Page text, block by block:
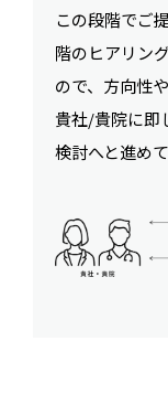
この段階でご
階のヒアリン
ので、方向性
貴社/貴院に即
検討へと進め